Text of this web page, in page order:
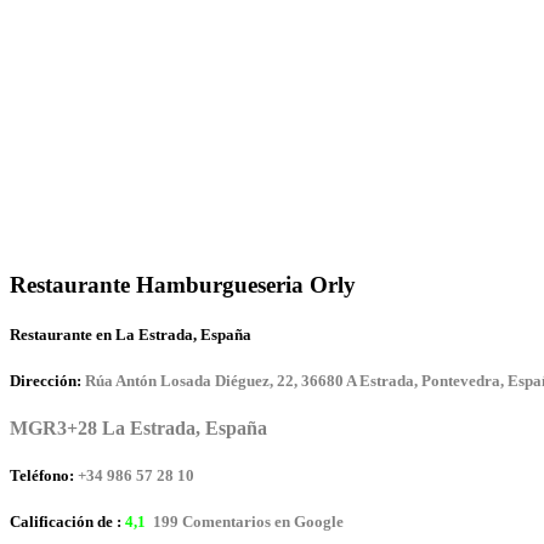
Restaurante Hamburgueseria Orly
Restaurante en La Estrada, España
Dirección: Rúa Antón Losada Diéguez, 22, 36680 A Estrada, Pontevedra,
MGR3+28 La Estrada, España
Teléfono: +34 986 57 28 10
Calificación de : 4,1 199 Comentarios en Google